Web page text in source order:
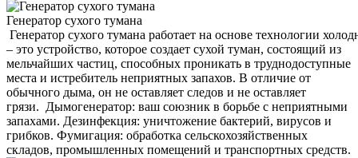
Генератор сухого тумана
Генератор сухого тумана работает на основе технологии
– это устройство, которое создает сухой туман, состоящий из
мельчайших частиц, способных проникать в труднодоступные
места и истребитель неприятных запахов. В отличие от
обычного дыма, он не оставляет следов и не оставляет
грязи. Дымогенератор: ваш союзник в борьбе с неприятными
запахами. Дезинфекция: уничтожение бактерий, вирусов и
грибков. Фумигация: обработка сельскохозяйственных
складов, промышленных помещений и транспортных средств.